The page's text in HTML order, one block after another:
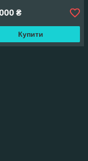
₴
Купити